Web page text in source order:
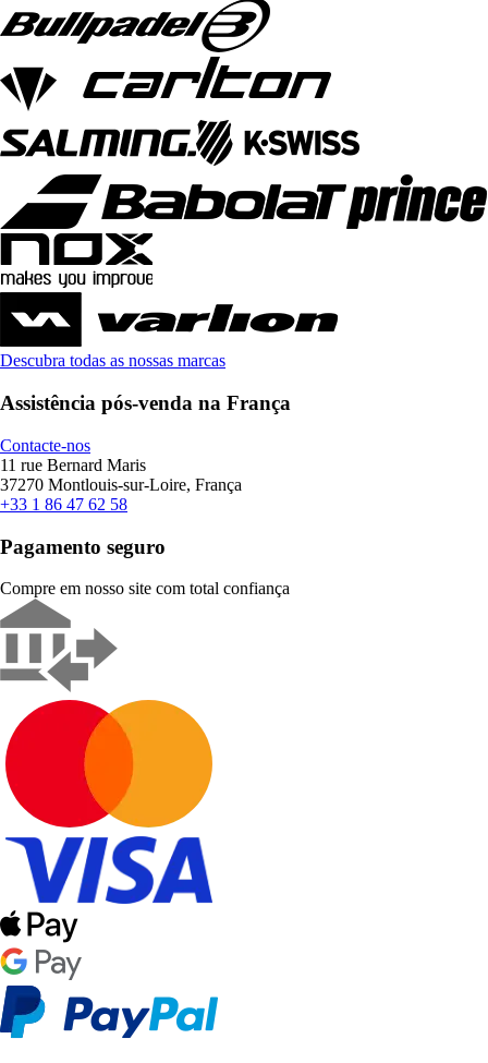
Descubra todas as nossas marcas
Assistência pós-venda na França
Contacte-nos
11 rue Bernard Maris
37270 Montlouis-sur-Loire, França
+33 1 86 47 62 58
Pagamento seguro
Compre em nosso site com total confiança